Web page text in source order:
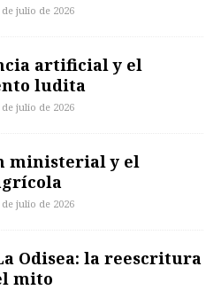
julio de 2026
artificial y el
ludita
julio de 2026
ministerial y el
julio de 2026
Odisea: la reescritura
mito